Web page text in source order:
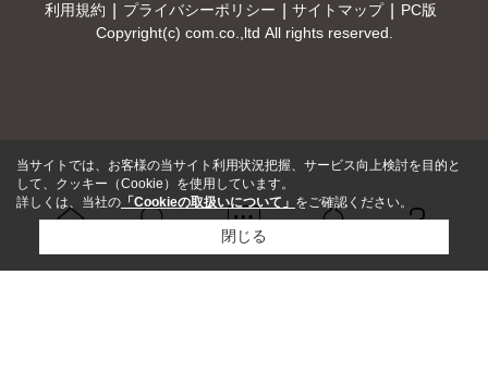
問い合せ
利用規約 プライバシーポリシー サイトマップ
PC版
Copyright(c) com.co.,ltd All rights reserved.
当サイトでは、お客様の当サイト利用状況把握、サービス向上検討を目的と
して、クッキー（Cookie）を使用しています。
詳しくは、当社の 「Cookieの取扱いについて」 をご確認ください。
閉じる